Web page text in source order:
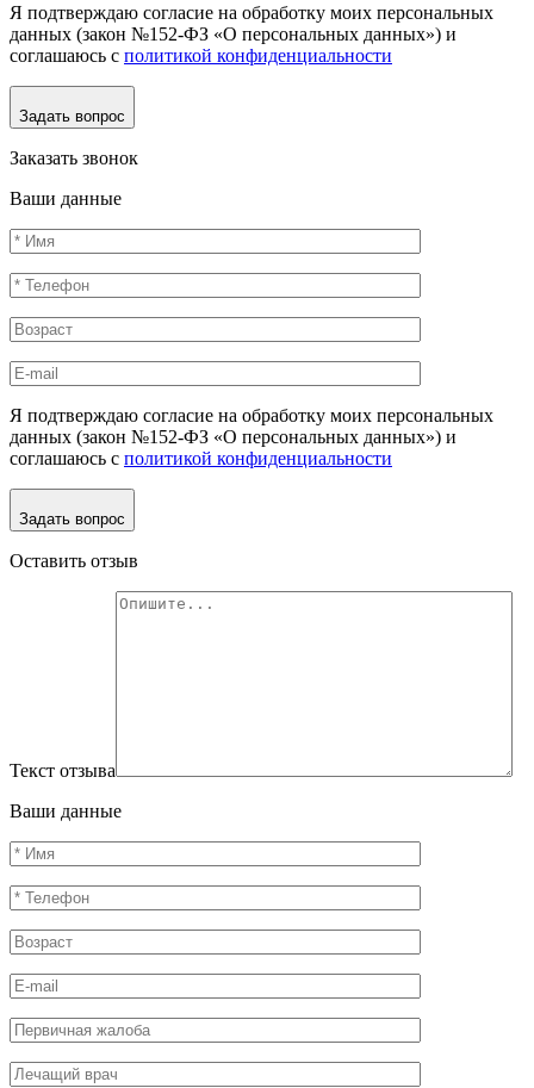
Я подтверждаю согласие на обработку моих персональных
данных (закон №152-ФЗ «О персональных данных») и
соглашаюсь с политикой конфиденциальности
Задать вопрос
Заказать звонок
Ваши данные
Я подтверждаю согласие на обработку моих персональных
данных (закон №152-ФЗ «О персональных данных») и
соглашаюсь с политикой конфиденциальности
Задать вопрос
Оставить отзыв
Текст отзыва
Ваши данные